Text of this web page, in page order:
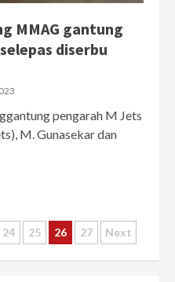
MMAG gantung
diserbu
pengarah M Jets
M. Gunasekar dan
24 25 26 27 Next